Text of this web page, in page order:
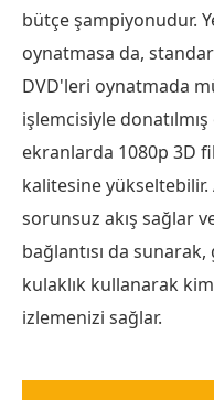
bütçe şampiyonudur.
oynatmasa da,
DVD'leri oynatmada
işlemcisiyle
ekranlarda 1080p 3D
kalitesine yükseltebilir.
sorunsuz akış sağlar
bağlantısı da
kulaklık kullanarak
izlemenizi sağlar.